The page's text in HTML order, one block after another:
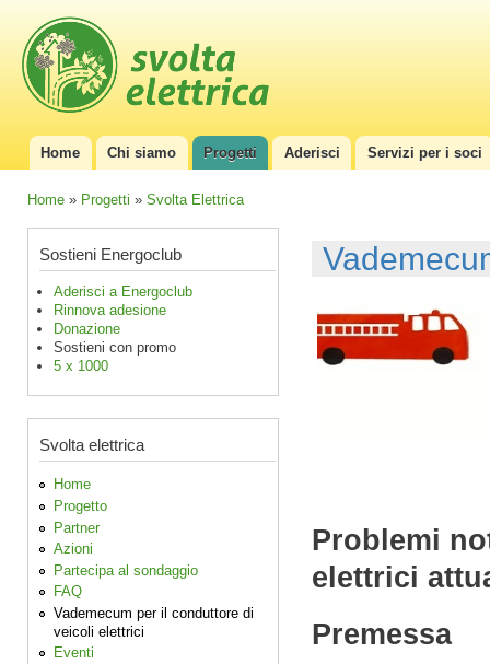
EnergoClub
per la
riconversione
del sistema
energetico
Menu principale
Home Chi siamo Progetti Aderisci Servizi per i soci
Home » Progetti » Svolta Elettrica
Sostieni Energoclub
Aderisci a Energoclub
Rinnova adesione
Donazione
Sostieni con promo
5 x 1000
Svolta elettrica
Home
Progetto
Partner
Azioni
Partecipa al sondaggio
FAQ
Vademecum per il conduttore di
veicoli elettrici
Eventi
Problemi
elettrici
Premessa